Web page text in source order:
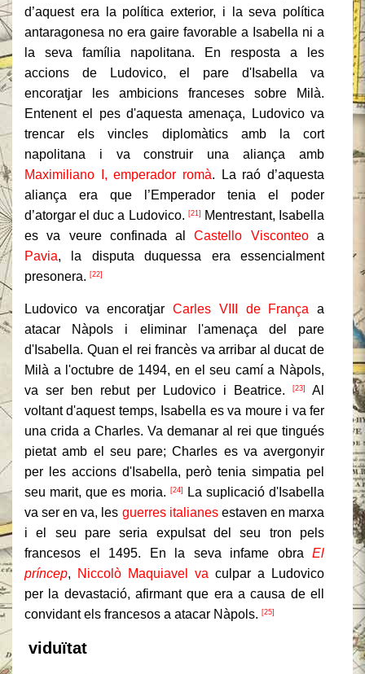
d’aquest era la política exterior, i la seva política
antaragonesa no era gaire favorable a Isabella ni a
la seva família napolitana.
En resposta a les
accions de Ludovico, el pare d'Isabella va
encoratjar les ambicions franceses sobre Milà.
Entenent el pes d'aquesta amenaça, Ludovico va
trencar els vincles diplomàtics amb la cort
napolitana i va construir una aliança amb
Maximiliano I, emperador romà.
La raó d’aquesta
aliança era que l’Emperador tenia el poder
d’atorgar el duc a Ludovico. [21]
Mentrestant, Isabella
es va veure confinada alCastello Visconteoa
Pavia, la disputa duquessa era essencialment
presonera. [22]
Ludovico va encoratjarCarles VIII de França a
atacar Nàpols i eliminar l'amenaça del pare
d'Isabella. Quan el rei francès va arribar al ducat de
Milà a l'octubre de 1494, en el seu camí a Nàpols,
va ser ben rebut per Ludovico i Beatrice.
[23]
Al
voltant d'aquest temps, Isabella es va moure i va fer
una crida a Charles. Va demanar al rei que tingués
pietat amb el seu pare; Charles es va avergonyir
per les accions d'Isabella, però tenia simpatia pel
seu marit, que es moria.
[24]
La suplicació d'Isabella
va ser en va, les guerres italianesestaven en marxa
i el seu pare seria expulsat del seu tron ​​pels
francesos el 1495. En la seva infame obra El
príncep, Niccolò Maquiavel va culpar a Ludovico
per la devastació, afirmant que era a causa de ell
convidant els francesos a atacar Nàpols. [25]
viduïtat